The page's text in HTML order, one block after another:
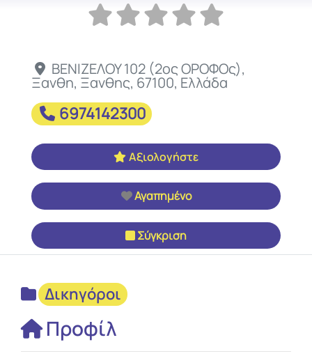
ΒΕΝΙΖΕΛΟΥ 102 (2ος ΟΡΟΦΟς),
Ξανθη, Ξανθης, 67100,Ελλάδα
6974142300
Αξιολογήστε
Αγαπημένο
Σύγκριση
Δικηγόροι
Προφίλ